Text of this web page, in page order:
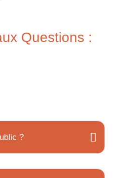
Questions :
?